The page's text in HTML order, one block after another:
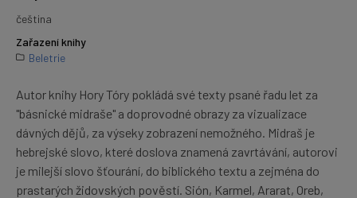
čeština
Zařazení knihy
Beletrie
Autor knihy Hory Tóry pokládá své texty psané řadu let za
"básnické midraše" a doprovodné obrazy za vizualizace
dávných dějů, za výseky zobrazení nemožného. Midraš je
hebrejské slovo, které doslova znamená zavrtávání, autorovi
je milejší slovo šťourání, do biblického textu a zejména do
prastarých židovských pověstí. Sión, Karmel, Ararat, Oreb,